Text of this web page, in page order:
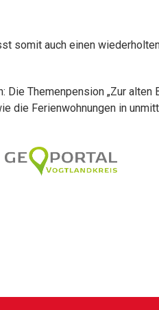
somit auch einen
Themenpension „Zur alten
die Ferienwohnungen in